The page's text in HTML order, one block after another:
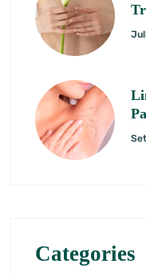
Categories